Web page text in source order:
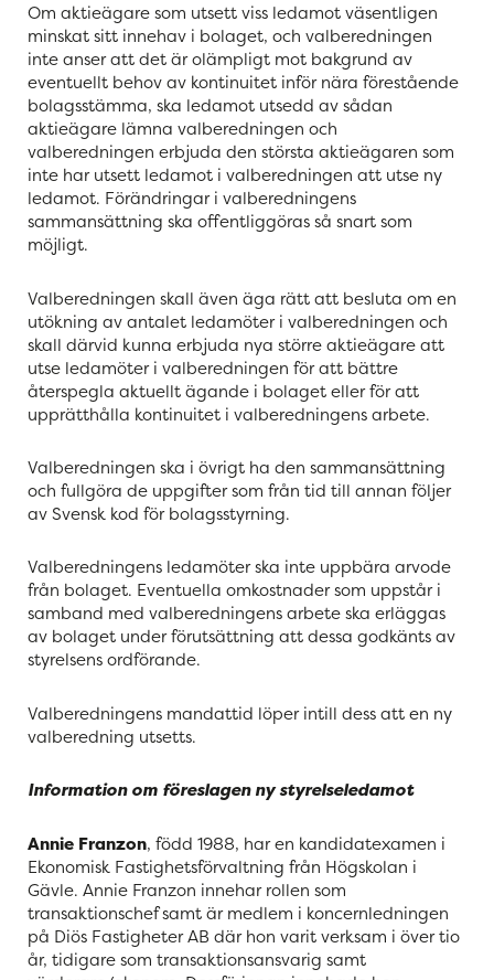
Om aktieägare som utsett viss ledamot väsentligen
minskat sitt innehav i bolaget, och valberedningen
inte anser att det är olämpligt mot bakgrund av
eventuellt behov av kontinuitet inför nära förestående
bolagsstämma, ska ledamot utsedd av sådan
aktieägare lämna valberedningen och
valberedningen erbjuda den största aktieägaren som
inte har utsett ledamot i valberedningen att utse ny
ledamot. Förändringar i valberedningens
sammansättning ska offentliggöras så snart som
möjligt.
Valberedningen skall även äga rätt att besluta om en
utökning av antalet ledamöter i valberedningen och
skall därvid kunna erbjuda nya större aktieägare att
utse ledamöter i valberedningen för att bättre
återspegla aktuellt ägande i bolaget eller för att
upprätthålla kontinuitet i valberedningens arbete.
Valberedningen ska i övrigt ha den sammansättning
och fullgöra de uppgifter som från tid till annan följer
av Svensk kod för bolagsstyrning.
Valberedningens ledamöter ska inte uppbära arvode
från bolaget. Eventuella omkostnader som uppstår i
samband med valberedningens arbete ska erläggas
av bolaget under förutsättning att dessa godkänts av
styrelsens ordförande.
Valberedningens mandattid löper intill dess att en ny
valberedning utsetts.
Information om föreslagen ny styrelseledamot
Annie Franzon, född 1988, har en kandidatexamen i
Ekonomisk Fastighetsförvaltning från Högskolan i
Gävle. Annie Franzon innehar rollen som
transaktionschef samt är medlem i koncernledningen
på Diös Fastigheter AB där hon varit verksam i över tio
år, tidigare som transaktionsansvarig samt